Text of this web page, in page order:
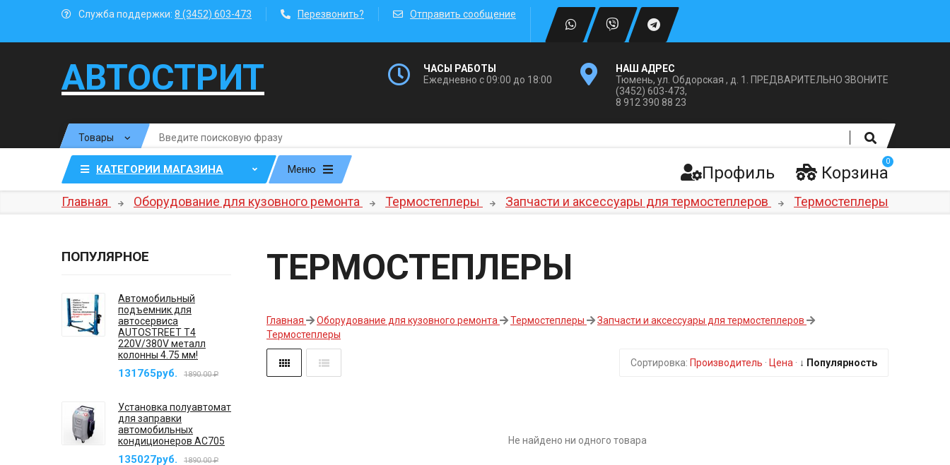
Служба поддержки: 8 (3452) 603-473 Перезвонить? Отправить сообщение
АВТОСТРИТ
ЧАСЫ РАБОТЫ
Ежедневно с 09:00 до 18:00
НАШ АДРЕС
Тюмень, ул. Обдорская , д. 1. ПРЕДВАРИТЕЛЬНО ЗВОНИТЕ
(3452) 603-473,
8 912 390 88 23
КАТЕГОРИИ МАГАЗИНА Меню Корзина
0
Профиль
Главная Оборудование для кузовного ремонта Термостеплеры Запчасти и аксессуары для термостеплеров Термостеплеры
ТЕРМОСТЕПЛЕРЫ
Главная Оборудование для кузовного ремонта Термостеплеры
Запчасти и аксессуары для термостеплеров
Термостеплеры
Сортировка: Производитель · Цена · ↓ Популярность
Не найдено ни одного товара
ПОПУЛЯРНОЕ
Автомобильный
подъемник для
автосервиса
AUTOSTREET T4
220V/380V металл
колонны 4.75 мм!
131765руб. 1890.00 ₽
Установка полуавтомат
для заправки
автомобильных
кондиционеров AC705
135027руб. 1890.00 ₽